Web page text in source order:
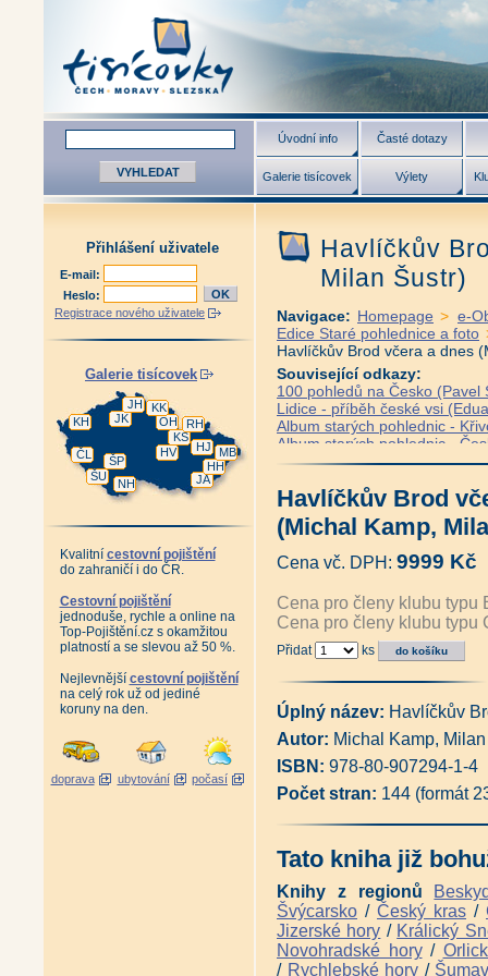
Úvodní info Časté dotazy
Galerie tisícovek Výlety
Přihlášení uživatele
E-mail:
Heslo:
Registrace nového uživatele
Galerie tisícovek
JA
HH
MB
HJ
HV
NH
KS
RH
ŠP
ŠU
OH
JK
KK
ČL
JH
KH
Kvalitní cestovní pojištění
do zahraničí i do ČR.
Cestovní pojištění
jednoduše, rychle a online na
Top-Pojištění.cz s okamžitou
platností a se slevou až 50 %.
Nejlevnější cestovní pojištění
na celý rok už od jediné
koruny na den.
doprava ubytování počasí
Havlíčkův
Milan Šustr)
Navigace: Homepage > e-
Edice Staré pohlednice a foto
Havlíčkův Brod včera a dnes
Související odkazy:
100 pohledů na Česko (Pavel
Lidice - příběh české vsi
Album starých pohlednic -
Album starých pohlednic -
Album starých pohlednic -
Album starých pohlednic
Album starých pohlednic
Album starých pohlednic
Antikvariát - Album starých
Album starých pohlednic -
Album starých pohlednic -
Antikvariát - Šumpersko,
Album starých pohlednic -
Album starých pohlednic -
Album starých pohlednic -
Album starých pohlednic -
Album starých pohlednic -
Album starých pohlednic -
Adršpašsko-
Antikvariát - Karlovy Vary a
Posázavský Pacifik z Prahy
Posázavský Pacifik Světlá -
Železniční trať Praha -
Železniční tratě Ústecko-
teplické dráhy na starých
Ústeckým krajem vlakem i
Železniční trať z Pardubic do
Havlíčkův Brod
(Michal Kamp,
Cena vč. DPH: 9999 Kč
Cena pro členy klubu typu
Cena pro členy klubu typu
Přidat ks
Úplný název: Havlíčkův
Autor: Michal Kamp,
ISBN: 978-80-907294-1-4
Počet stran: 144 (formát
Tato kniha již
Knihy z regionů
Švýcarsko / Český kras /
Jizerské hory / Králický
Novohradské hory/
/ Rychlebské hory /